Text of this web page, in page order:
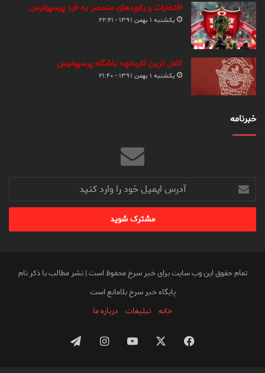
افتخارات و رکوردهای منحصر به فرد پرسپولیس
یکشنبه ۱ بهمن ۱۳۹۱ - ۲۲:۴۱
کامل ترین تاریخچه باشگاه پرسپولیس
یکشنبه ۱ بهمن ۱۳۹۱ - ۲۱:۴۰
خبرنامه
آدرس
ایمیل
خود
وارد
تمام حقوق این وب سایت برای خبر سرخ محفوظ است | نشر مطالب با ذکر نام
پایگاه خبر سرخ بلامانع است
خانه
تبلیغات درباره ما
فیس
یوتیوباینستاگرامتلگرام